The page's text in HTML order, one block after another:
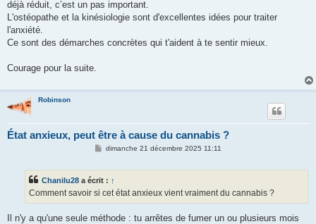
déjà réduit, c’est un pas important.
L'ostéopathe et la kinésiologie sont d'excellentes idées pour traiter
l'anxiété.
Ce sont des démarches concrètes qui t'aident à te sentir mieux.
Courage pour la suite.
Robinson
État anxieux, peut être à cause du cannabis ?
M
a
g
e
dimanche 21 décembre 2025 11:11
Chanilu28 a écrit : ↑
Comment savoir si cet état anxieux vient vraiment du cannabis ?
Il n'y a qu'une seule méthode : tu arrêtes de fumer un ou plusieurs mois